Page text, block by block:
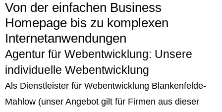
Von der einfachen Business
Homepage bis zu komplexen
Internetanwendungen
Agentur für Webentwicklung: Unsere
individuelle Webentwicklung
Als Dienstleister für Webentwicklung Blankenfelde-
Mahlow (unser Angebot gilt für Firmen aus dieser